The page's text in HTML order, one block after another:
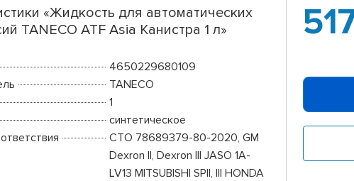
«Жидкость для автоматических
TANECO ATF Asia Канистра 1 л»
4650229680109
TANECO
1
синтетическое
СТО 78689379-80-2020, GM
Dexron II, Dexron III JASO 1A-
LV13 MITSUBISHI SPII, III HONDA